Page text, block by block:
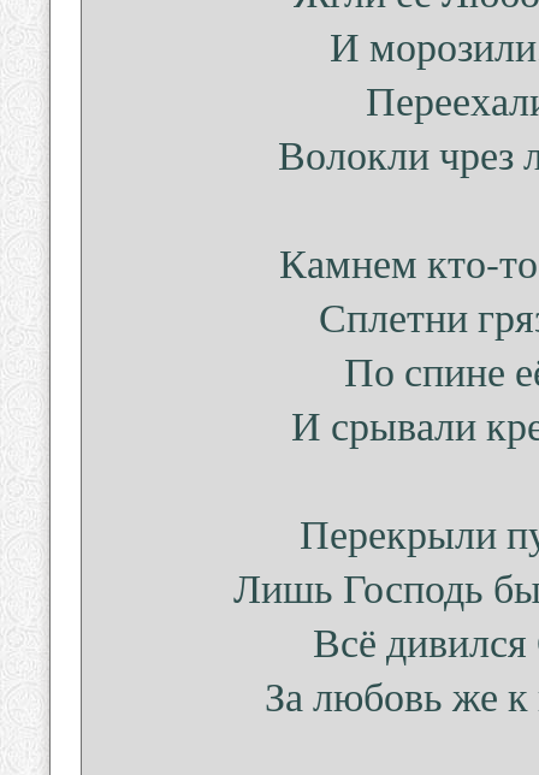
И
Волокли чрез
Камнем кто-
Сплетни
По спине
И срывали
Перекрыли
Лишь Господь
Всё
За любовь же